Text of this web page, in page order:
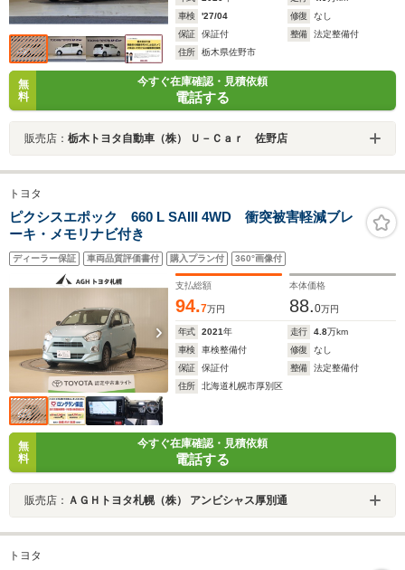
車検
'27/04 修復
なし
保証
保証付 整備
法定整備付
住所
栃木県佐野市
無
料
今すぐ在庫確認・見積依頼
電話する
販売店： 栃木トヨタ自動車（株） Ｕ－Ｃａｒ 佐野店
トヨタ
ピクシスエポック 660 L SAIII 4WD 衝突被害軽減ブレ
ーキ・メモリナビ付き
ディーラー保証 車両品質評価書付 購入プラン付 360°画像付
支払総額
94.7万円
本体価格
88.0万円
年式 2021年 走行 4.8万km
車検
車検整備付 修復
なし
保証
保証付 整備
法定整備付
住所
北海道札幌市厚別区
無
料
今すぐ在庫確認・見積依頼
電話する
販売店： ＡＧＨトヨタ札幌（株） アンビシャス厚別通
トヨタ